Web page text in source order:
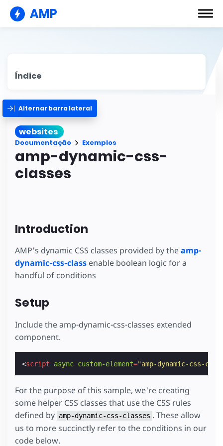
AMP
Índice
Alternar barra lateral
websites
Documentação Exemplos
amp-dynamic-css-
classes
Introduction
AMP's dynamic CSS classes provided by theamp-
dynamic-css-class enable boolean logic for a
handful of conditions
Setup
Include the amp-dynamic-css-classes extended
component.
<script async custom-element="amp-dynamic-css-
For the purpose of this sample, we're creating
some helper CSS classes that use the CSS rules
defined by amp-dynamic-css-classes . These allow
us to more succinctly refer to the conditions in our
code below.